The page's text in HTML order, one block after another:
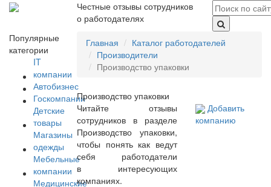
Честные отзывы сотрудников
о работодателях
Популярные
категории
IT
компании
Автобизнес
Госкомпании
Детские
товары
Магазины
одежды
Мебельные
компании
Медицинские
Главная
Каталог работодателей
Производители
Производство упаковки
Производство упаковки
Читайте отзывы
сотрудников в разделе
Производство упаковки,
чтобы понять как ведут
себя работодатели
в интересующих
компаниях.
Добавить
компанию